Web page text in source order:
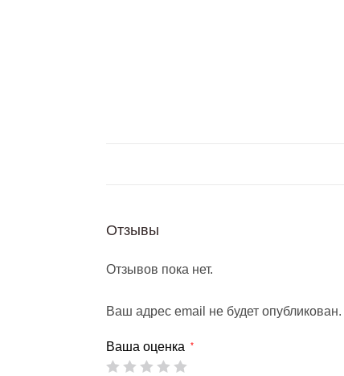
Отзывы
Отзывов пока нет.
Ваш адрес email не будет опубликован.
Ваша оценка *